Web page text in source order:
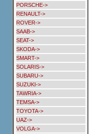
PORSCHE->
RENAULT->
ROVER->
SAAB->
SEAT->
SKODA->
SMART->
SOLARIS->
SUBARU->
SUZUKI->
TAWRIA->
TEMSA->
TOYOTA->
UAZ->
VOLGA->